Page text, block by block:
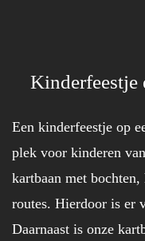
Kinderfeestje
Een kinderfeestje op
plek voor kinderen
kartbaan met
routes. Hierdoor is er
Daarnaast is onze